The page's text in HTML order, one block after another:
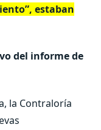
estaban
del informe de
la Contraloría